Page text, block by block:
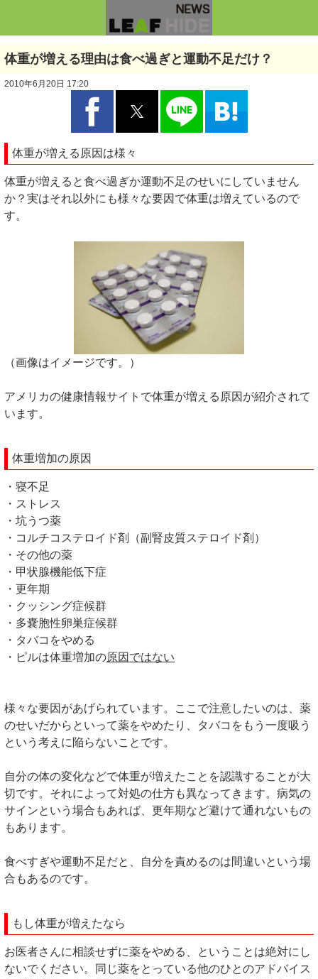
体重が増える理由は食べ過ぎと運動不足だけ？
2010年6月20日 17:20
体重が増える原因は様々
体重が増えると食べ過ぎか運動不足のせいにしていません
か？実はそれ以外にも様々な要因で体重は増えているので
す。
（画像はイメージです。）
アメリカの健康情報サイトで体重が増える原因が紹介されて
います。
体重増加の原因
・寝不足
・ストレス
・坑うつ薬
・コルチコステロイド剤（副腎皮質ステロイド剤）
・その他の薬
・甲状腺機能低下症
・更年期
・クッシング症候群
・多嚢胞性卵巣症候群
・タバコをやめる
・ピルは体重増加の原因ではない
様々な要因があげられています。ここで注意したいのは、薬
のせいだからといって薬をやめたり、タバコをもう一度吸う
という考えに陥らないことです。
自分の体の変化などで体重が増えたことを認識することが大
切です。それによって対処の仕方も異なってきます。病気の
サインという場合もあれば、更年期など避けて通れないもの
もあります。
食べすぎや運動不足だと、自分を責めるのは間違いという場
合もあるのです。
もし体重が増えたなら
お医者さんに相談せずに薬をやめる、ということは絶対にし
ないでください。同じ薬をとっている他のひとのアドバイス